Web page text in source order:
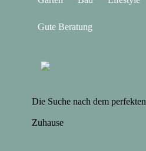
Gute Beratung
Die Suche nach dem perfekten
Zuhause